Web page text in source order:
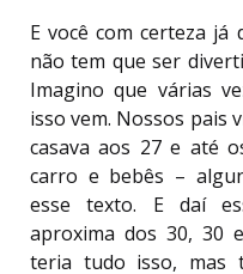
E você com certeza
não tem que ser
Imagino que várias
isso vem. Nossos pais
casava aos 27 e até
carro e bebês –
esse texto. E daí
aproxima dos 30, 30
teria tudo isso, mas